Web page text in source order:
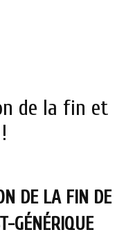
de la fin et
DE LA FIN DE
GÉNÉRIQUE